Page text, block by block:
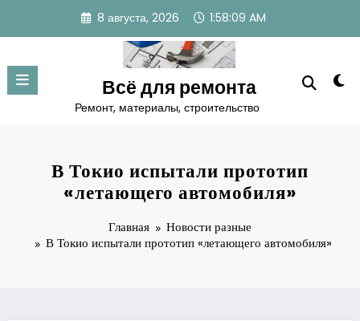
содержимому
8 августа, 2026 1:58:10 AM
Всё для ремонта
Ремонт, материалы, строительство
В Токио испытали прототип
«летающего автомобиля»
Главная
Новости разные
В Токио испытали прототип «летающего автомобиля»